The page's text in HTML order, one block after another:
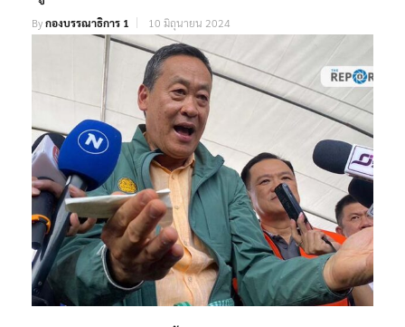
Byกองบรรณาธิการ 1 10 มิถุนายน 2024